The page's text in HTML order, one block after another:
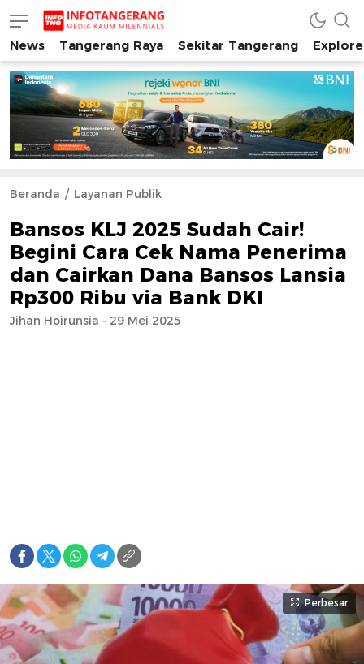
INFO TANGERANG
Media Kaum Millenials Tangerang Raya
News Tangerang Raya Sekitar Tangerang
Beranda Layanan Publik
Bansos KLJ 2025 Sudah Cair!
Begini Cara Cek Nama Penerima
dan Cairkan Dana Bansos Lansia
Rp300 Ribu via Bank DKI
Jihan Hoirunsia - 29 Mei 2025
Perbesar